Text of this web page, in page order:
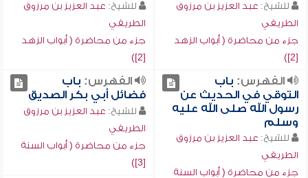
للشيخ: عبد العزيز بن مرزوق
الطريفي
جزء من محاضرة ( أبواب الزهد
[2])
للشيخ: عبد العزيز بن مرزوق
الطريفي
جزء من محاضرة ( أبواب الزهد
[2])
الفهرس: باب
التوقي في الحديث عن
رسول الله صلى الله عليه
وسلم
للشيخ: عبد العزيز بن مرزوق
الطريفي
جزء من محاضرة ( أبواب السنة
الفهرس: باب
فضائل أبي بكر الصديق
للشيخ: عبد العزيز بن مرزوق
الطريفي
جزء من محاضرة ( أبواب السنة
[3])